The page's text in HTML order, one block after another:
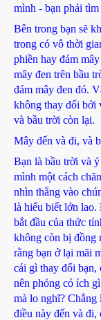
mình - bạn phải
Bên trong bạn sẽ
trong có vô thời
phiền hay đám
mây đen trên bầu
đám mây đen đó.
không thay đổi bởi
và bầu trời còn lại.
Mây đến và đi, và
Bạn là bầu trời và
mình một cách
nhìn thẳng vào
là hiểu biết lớn lao.
bắt đầu của thức
không còn bị đồng
rằng bạn ở lại mãi
cái gì thay đổi bạn,
nên phỏng có ích
mà lo nghĩ?
điều này đến và đi,